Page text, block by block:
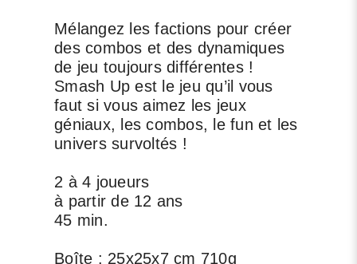
Mélangez les factions pour créer
des combos et des dynamiques
de jeu toujours différentes !
Smash Up est le jeu qu’il vous
faut si vous aimez les jeux
géniaux, les combos, le fun et les
univers survoltés !
2 à 4 joueurs
à partir de 12 ans
45 min.
Boîte : 25x25x7 cm 710g